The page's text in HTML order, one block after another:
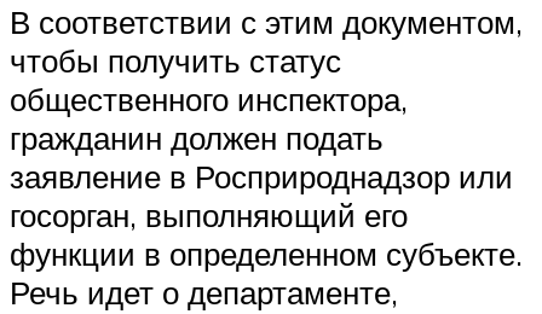
В соответствии с этим документом,
чтобы получить статус
общественного инспектора,
гражданин должен подать
заявление в Росприроднадзор или
госорган, выполняющий его
функции в определенном субъекте.
Речь идет о департаменте,